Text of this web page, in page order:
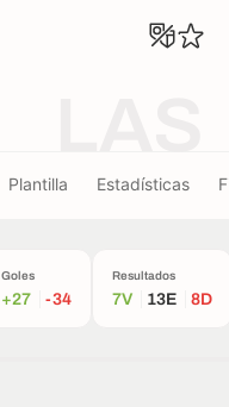
Plantilla Estadísticas
Goles
+27 -34
Resultados
7V 13E 8D